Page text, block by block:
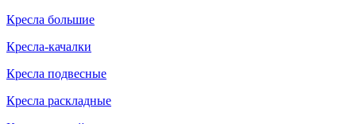
Кресла большие
Кресла-качалки
Кресла подвесные
Кресла раскладные